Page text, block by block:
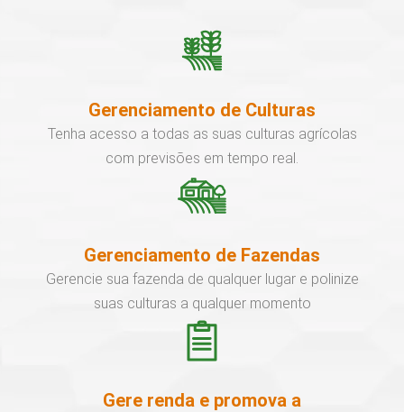
Gerenciamento de Culturas
Tenha acesso a todas as suas culturas agrícolas
com previsões em tempo real.
Gerenciamento de Fazendas
Gerencie sua fazenda de qualquer lugar e polinize
suas culturas a qualquer momento
Gere renda e promova a